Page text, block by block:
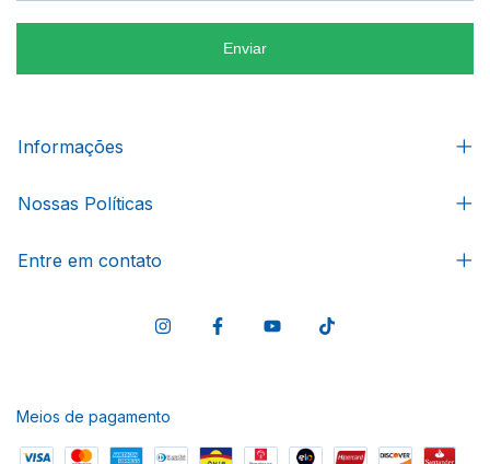
Enviar
Informações
Nossas Políticas
Entre em contato
Meios de pagamento